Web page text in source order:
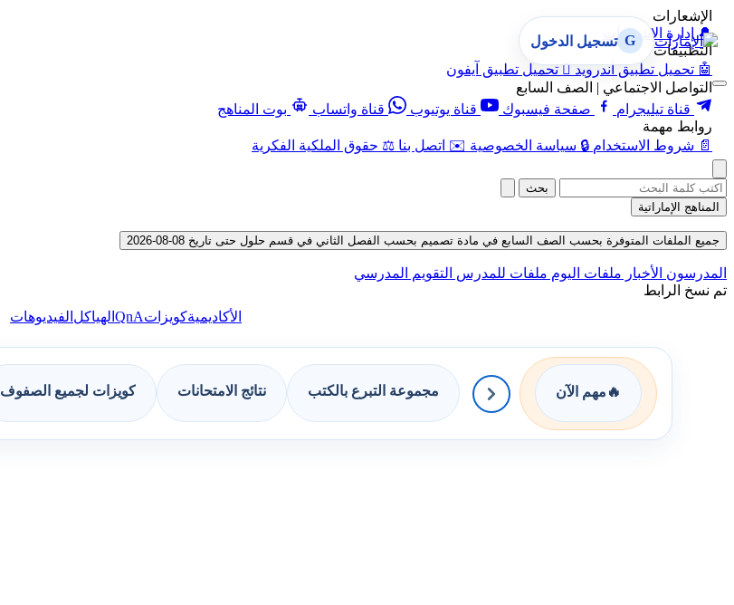
الإشعارات
🔔 إدارة الإشعارات
التطبيقات
🤖 تحميل تطبيق أندرويد  تحميل تطبيق آيفون
التواصل الاجتماعي | الصف السابع
قناة تيليجرام
صفحة فيسبوك قناة يوتيوب قناة واتساب
بوت المناهج
روابط مهمة
📄 شروط الاستخدام 🔒 سياسة الخصوصية ✉️ اتصل بنا ⚖️ حقوق الملكية الفكرية
G تسجيل الدخول
بحث
المناهج الإماراتية
جميع الملفات المتوفرة بحسب الصف السابع في مادة تصميم بحسب الفصل الثاني في قسم حلول حتى تاريخ 08-08-2026
المدرسون الأخبار ملفات اليوم ملفات للمدرس التقويم المدرسي
تم نسخ الرابط
الأكاديميةكويزاتQnA الهياكل الفيديوهات
🔥 مهم الآن مجموعة التبرع بالكتب نتائج الامتحانات كويزات لجميع الصفوف